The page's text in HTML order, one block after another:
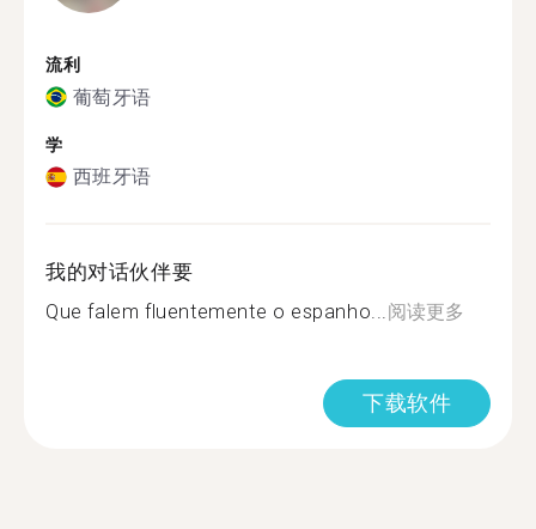
流利
葡萄牙语
学
西班牙语
我的对话伙伴要
Que falem fluentemente o espanho...阅读更多
下载软件